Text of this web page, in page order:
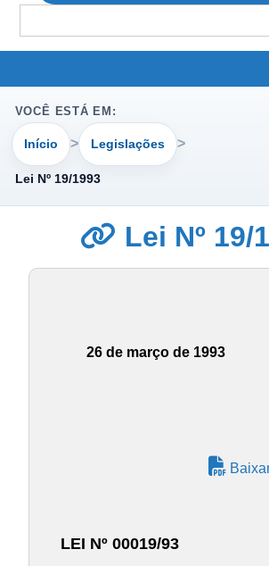
for:
VOCÊ ESTÁ EM:
Início Legislações
Lei Nº 19/1993
Lei Nº 19/
26 de março de 1993
LEI Nº 00019/93